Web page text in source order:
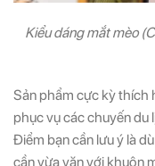
Kiểu dáng mắt mèo
Sản phẩm cực kỳ thích
phục vụ các chuyến
Điểm bạn cần lưu ý là
cần vừa vặn với khuôn